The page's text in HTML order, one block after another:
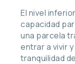
El nivel
capacidad
una parcela
entrar a vivir
tranquilidad